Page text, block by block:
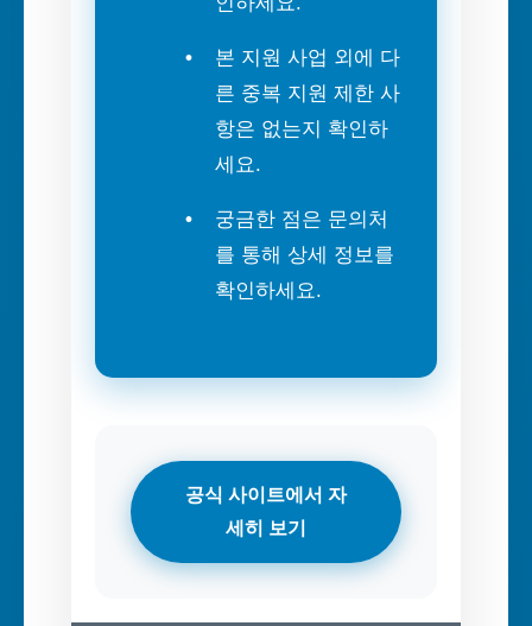
본 지원 사업 외에 다
른 중복 지원 제한 사
항은 없는지 확인하
세요.
궁금한 점은 문의처
를 통해 상세 정보를
확인하세요.
공식 사이트에서 자
세히 보기